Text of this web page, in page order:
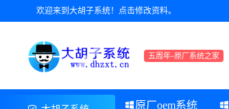
欢迎来到大胡子系统！点击修改资料。
五周年-原厂系统之家
原厂oem系统